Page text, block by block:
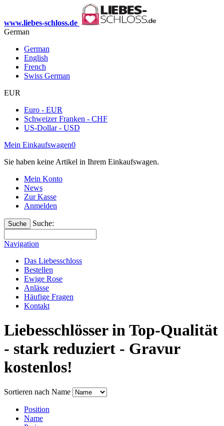
www.liebes-schloss.de
German
German
English
French
Swiss German
EUR
Euro - EUR
Schweizer Franken - CHF
US-Dollar - USD
Mein Einkaufswagen0
Sie haben keine Artikel in Ihrem Einkaufswagen.
Mein Konto
News
Zur Kasse
Anmelden
Suche Suche:
Navigation
Das Liebesschloss
Bestellen
Ewige Rose
Anlässe
Häufige Fragen
Kontakt
Liebesschlösser in Top-Qualität
- stark reduziert - Gravur
kostenlos!
Sortieren nach Name
Position
Name